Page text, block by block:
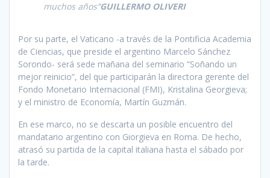
muchos años”GUILLERMO OLIVERI
Por su parte, el Vaticano -a través de la Pontificia Academia
de Ciencias, que preside el argentino Marcelo Sánchez
Sorondo- será sede mañana del seminario “Soñando un
mejor reinicio”, del que participarán la directora gerente del
Fondo Monetario Internacional (FMI), Kristalina Georgieva;
y el ministro de Economía, Martín Guzmán.
En ese marco, no se descarta un posible encuentro del
mandatario argentino con Giorgieva en Roma. De hecho,
atrasó su partida de la capital italiana hasta el sábado por
la tarde.